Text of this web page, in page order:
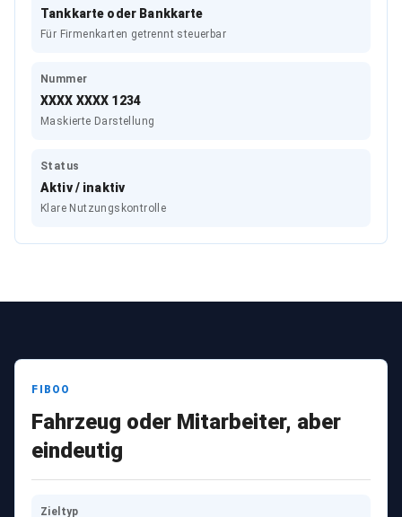
Tankkarte oder Bankkarte
Für Firmenkarten getrennt steuerbar
Nummer
XXXX XXXX 1234
Maskierte Darstellung
Status
Aktiv / inaktiv
Klare Nutzungskontrolle
FIBOO
Fahrzeug oder Mitarbeiter, aber
eindeutig
Zieltyp